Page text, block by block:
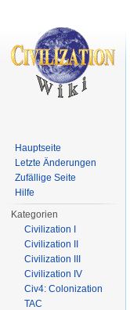
Hauptseite
Letzte Änderungen
Zufällige Seite
Hilfe
Kategorien
Civilization I
Civilization II
Civilization III
Civilization IV
Civ4: Colonization
TAC